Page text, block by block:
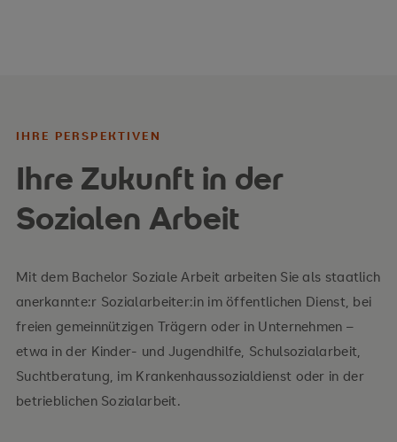
Intervention
Pädagogik – Bildungs- und Erziehungsprozesse
Soziologie – Gesellschaft, Diversität und sozialer
Sozialrecht – SGB VIII, SGB XII, Familien- und
Kinderschutzrecht
Medizinische Grundlagen – Gesundheit, Sucht und
IHRE PERSPEKTIVEN
Ihre Zukunft in der
Sozialen Arbeit
Mit dem Bachelor Soziale Arbeit arbeiten Sie als staatlich
anerkannte:r Sozialarbeiter:in im öffentlichen Dienst, bei
freien gemeinnützigen Trägern oder in Unternehmen –
etwa in der Kinder- und Jugendhilfe, Schulsozialarbeit,
Suchtberatung, im Krankenhaussozialdienst oder in der
betrieblichen Sozialarbeit.